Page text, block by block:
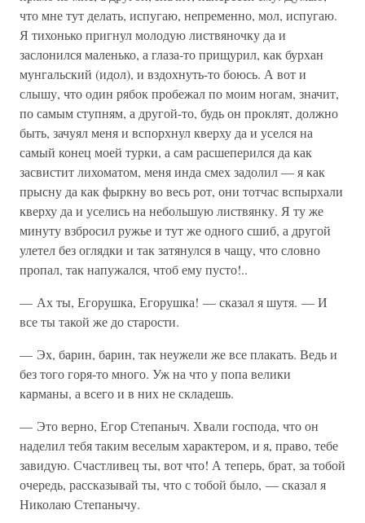
что мне тут делать, испугаю, непременно, мол, испугаю.
Я тихонько пригнул молодую листвяночку да и
заслонился маленько, а глаза-то прищурил, как бурхан
мунгальский (идол), и вздохнуть-то боюсь. А вот и
слышу, что один рябок пробежал по моим ногам, значит,
по самым ступням, а другой-то, будь он проклят, должно
быть, зачуял меня и вспорхнул кверху да и уселся на
самый конец моей турки, а сам расшеперился да как
засвистит лихоматом, меня инда смех задолил — я как
прысну да как фыркну во весь рот, они тотчас вспырхали
кверху да и уселись на небольшую листвянку. Я ту же
минуту взбросил ружье и тут же одного сшиб, а другой
улетел без оглядки и так затянулся в чащу, что словно
пропал, так напужался, чтоб ему пусто!..
— Ах ты, Егорушка, Егорушка! — сказал я шутя. — И
все ты такой же до старости.
— Эх, барин, барин, так неужели же все плакать. Ведь и
без того горя-то много. Уж на что у попа велики
карманы, а всего и в них не складешь.
— Это верно, Егор Степаныч. Хвали господа, что он
наделил тебя таким веселым характером, и я, право, тебе
завидую. Счастливец ты, вот что! А теперь, брат, за тобой
очередь, рассказывай ты, что с тобой было, — сказал я
Николаю Степанычу.